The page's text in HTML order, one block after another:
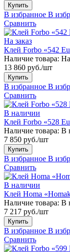
Купить
В избранное В
Сравнить
На заказ
Клей Forbo «542
Наличие товара: На
13 860 руб./шт
Купить
В избранное В
Сравнить
В наличии
Клей Forbo «528
Наличие товара: В
7 850 руб./шт
Купить
В избранное В
Сравнить
В наличии
Клей Homa
Наличие товара: В
7 217 руб./шт
Купить
В избранное В
Сравнить